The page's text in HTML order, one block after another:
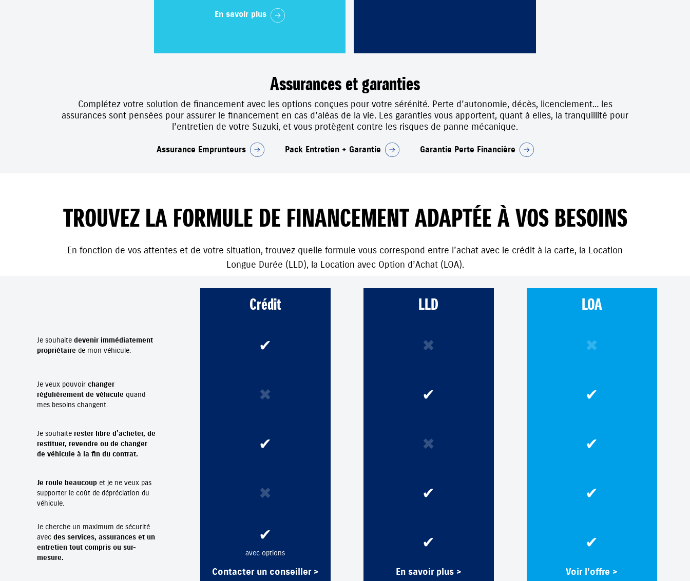
En savoir plus
Assurances et garanties
Complétez votre solution de financement avec les options conçues pour votre sérénité. Perte d’autonomie, décès, licenciement… les
assurances sont pensées pour assurer le financement en cas d’aléas de la vie. Les garanties vous apportent, quant à elles, la tranquillité pour
l’entretien de votre Suzuki, et vous protègent contre les risques de panne mécanique.
Assurance Emprunteurs Pack Entretien + Garantie Garantie Perte Financière
TROUVEZ LA FORMULE DE FINANCEMENT ADAPTÉE À VOS BESOINS
En fonction de vos attentes et de votre situation, trouvez quelle formule vous correspond entre l’achat avec le crédit à la carte, la Location
Longue Durée (LLD), la Location avec Option d’Achat (LOA).
Je souhaite devenir immédiatement
propriétaire de mon véhicule.
Je veux pouvoir changer
régulièrement de véhicule quand
mes besoins changent.
Je souhaite rester libre d’acheter, de
restituer, revendre ou de changer
de véhicule à la fin du contrat.
Je roule beaucoupet je ne veux pas
supporter le coût de dépréciation du
véhicule.
Je cherche un maximum de sécurité
avec des services, assurances et un
entretien tout compris ou sur-
mesure.
Crédit
✔
✖
✔
✖
✔
avec options
Contacter un conseiller >
LLD
✖
✔
✖
✔
✔
En savoir plus >
LOA
✖
✔
✔
✔
✔
Voir l'offre >